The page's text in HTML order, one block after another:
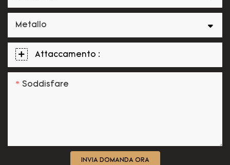
Metallo
Attaccamento :
Soddisfare
INVIA DOMANDA ORA